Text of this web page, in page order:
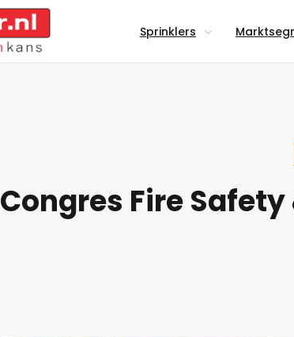
Sprinklers
Congres Fire Safety